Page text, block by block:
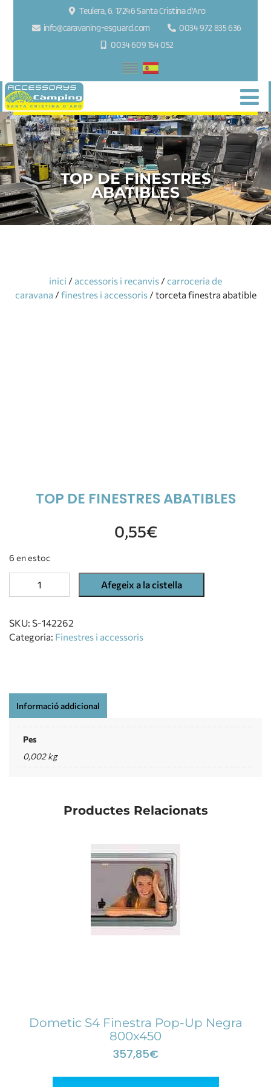
Teulera, 6. 17246 Santa Cristina d'Aro
info@caravaning-esguard.com
0034 972 835 636
0034 609 154 052
TOP DE FINESTRES
ABATIBLES
inici / accessoris i recanvis /carroceria de
caravana /finestres i accessoris/ torceta finestra abatible
TOP DE FINESTRES ABATIBLES
0,55€
6 en estoc
Afegeix a la cistella
SKU: S-142262
Categoria: Finestres i accessoris
Informació addicional
Pes
0,002 kg
Productes Relacionats
Dometic S4 Finestra Pop-Up Negra
800x450
357,85€